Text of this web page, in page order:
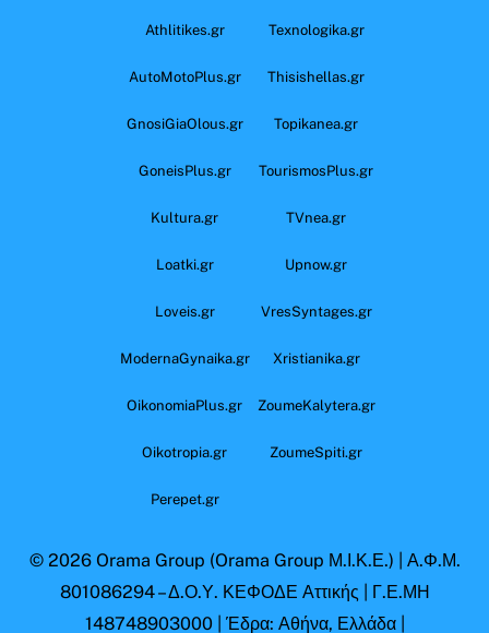
Athlitikes.gr Texnologika.gr
AutoMotoPlus.gr Thisishellas.gr
GnosiGiaOlous.gr Topikanea.gr
GoneisPlus.gr TourismosPlus.gr
Kultura.gr TVnea.gr
Loatki.gr Upnow.gr
Loveis.gr VresSyntages.gr
ModernaGynaika.gr Xristianika.gr
OikonomiaPlus.gr ZoumeKalytera.gr
Oikotropia.gr ZoumeSpiti.gr
Perepet.gr
© 2026 Orama Group (Orama Group Μ.Ι.Κ.Ε.) | Α.Φ.Μ.
801086294 – Δ.Ο.Υ. ΚΕΦΟΔΕ Αττικής | Γ.Ε.ΜΗ
148748903000 | Έδρα: Αθήνα, Ελλάδα |